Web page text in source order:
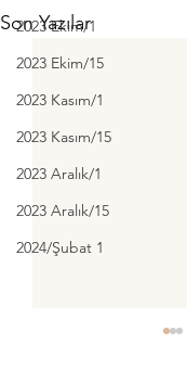
2023 Ekim/1
2023 Ekim/15
2023 Kasım/1
2023 Kasım/15
2023 Aralık/1
2023 Aralık/15
2024/Şubat 1
Son Yazılar